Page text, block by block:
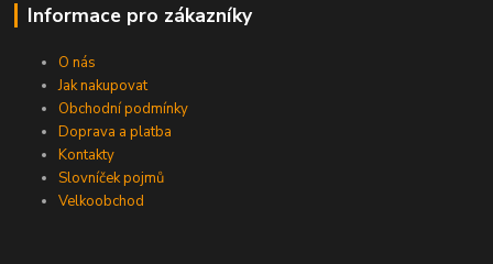
Informace pro zákazníky
O nás
Jak nakupovat
Obchodní podmínky
Doprava a platba
Kontakty
Slovníček pojmů
Velkoobchod